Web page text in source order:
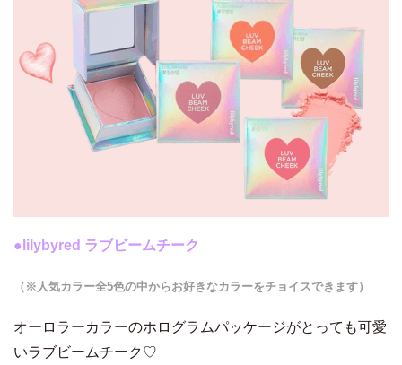
● lilybyred ラブビームチーク
（※人気カラー全5色の中からお好きなカラーをチョイスできます）
オーロラーカラーのホログラムパッケージがとっても可愛
いラブビームチーク♡